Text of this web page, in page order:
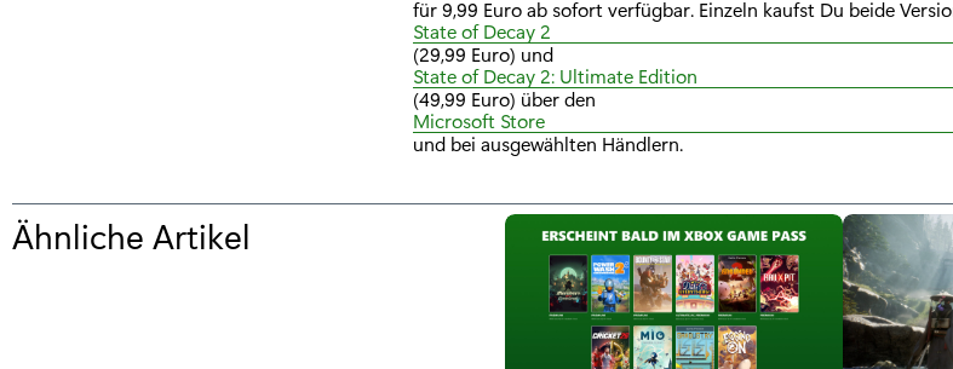
für 9,99 Euro ab sofort verfügbar. Einzeln kaufst Du beide
State of Decay 2
(29,99 Euro) und
State of Decay 2: Ultimate Edition
(49,99 Euro) über den
Microsoft Store
und bei ausgewählten Händlern.
Ähnliche Artikel